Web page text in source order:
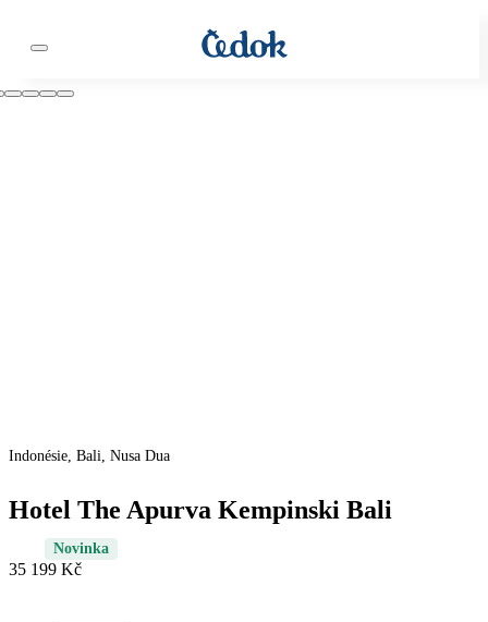
Indonésie, Bali, Nusa Dua
Hotel The Apurva Kempinski Bali
Novinka
35 199 Kč